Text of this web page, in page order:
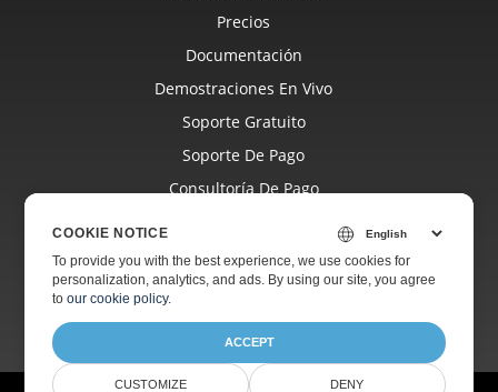
Precios
Documentación
Demostraciones En Vivo
Soporte Gratuito
Soporte De Pago
Consultoría De Pago
Sitios Web
Acerca De
COOKIE NOTICE
To provide you with the best experience, we use cookies for
personalization, analytics, and ads. By using our site, you agree
toour cookie policy.
ACCEPT
CUSTOMIZE DENY